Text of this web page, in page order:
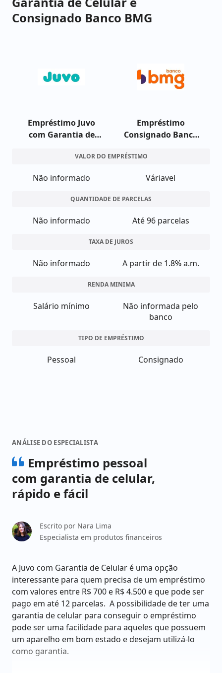
Consignado Banco BMG
Empréstimo Juvo
com Garantia de
Empréstimo
Consignado Banco
VALOR DO EMPRÉSTIMO
Não informado Váriavel
QUANTIDADE DE PARCELAS
Não informado Até 96 parcelas
TAXA DE JUROS
Não informado A partir de 1.8% a.m.
RENDA MINIMA
Salário mínimo
Não informada pelo
banco
TIPO DE EMPRÉSTIMO
Pessoal Consignado
ANÁLISE DO ESPECIALISTA
Empréstimo pessoal
com garantia de celular,
rápido e fácil
Escrito por Nara Lima
Especialista em produtos financeiros
A Juvo com Garantia de Celular é uma opção
interessante para quem precisa de um empréstimo
com valores entre R$ 700 e R$ 4.500 e que pode ser
pago em até 12 parcelas. A possibilidade de ter uma
garantia de celular para conseguir o empréstimo
pode ser uma facilidade para aqueles que possuem
um aparelho em bom estado e desejam utilizá-lo
como garantia.